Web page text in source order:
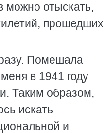
можно отыскать,
прошедших
Помешала
в 1941 году
Таким образом,
искать
и